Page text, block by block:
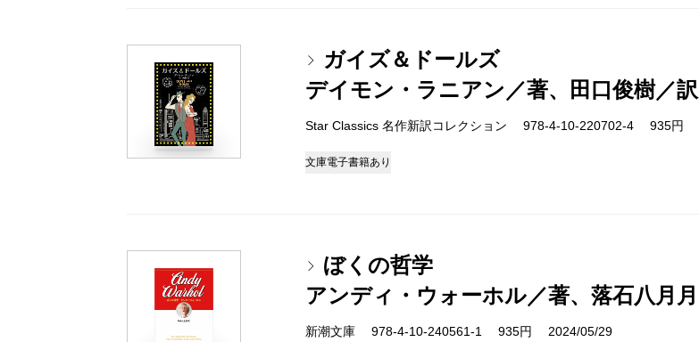
ガイズ＆ドールズ
デイモン・ラニアン／著、田口俊樹／訳
Star Classics 名作新訳コレクション 978-4-10-220702-4 935円
文庫電子書籍あり
ぼくの哲学
アンディ・ウォーホル／著、落石八月
新潮文庫 978-4-10-240561-1 935円 2024/05/29